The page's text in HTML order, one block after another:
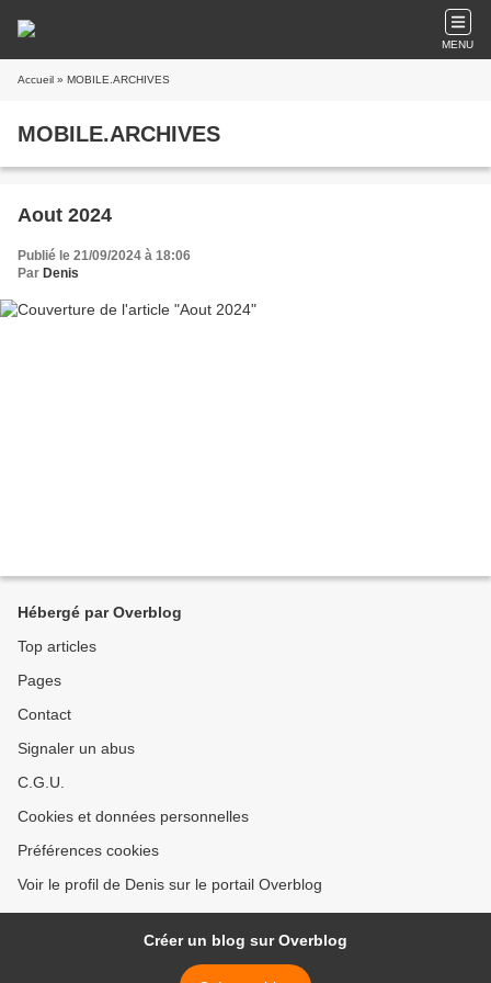
MENU
Accueil » MOBILE.ARCHIVES
MOBILE.ARCHIVES
Aout 2024
Publié le 21/09/2024 à 18:06
Par Denis
Hébergé par Overblog
Top articles
Pages
Contact
Signaler un abus
C.G.U.
Cookies et données personnelles
Préférences cookies
Voir le profil de Denis sur le portail Overblog
Créer un blog sur Overblog